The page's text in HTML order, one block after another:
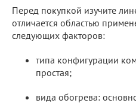
Перед покупкой изучите
отличается областью
следующих факторов:
типа конфигурации
простая;
вида обогрева: